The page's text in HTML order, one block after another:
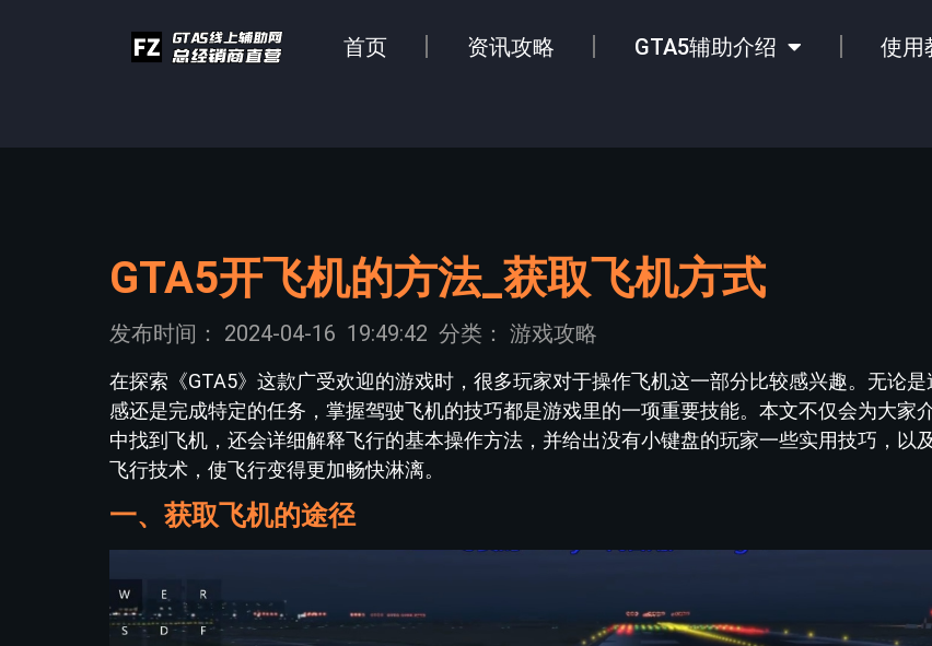
首页 资讯攻略 GTA5辅助介绍 使用
GTA5开飞机的方法_获取飞机方式
发布时间： 2024-04-16 19:49:42 分类： 游戏攻略
在探索《GTA5》这款广受欢迎的游戏时，很多玩家对于操作飞机这一部分比较感兴趣。无论
感还是完成特定的任务，掌握驾驶飞机的技巧都是游戏里的一项重要技能。本文不仅会为大家
中找到飞机，还会详细解释飞行的基本操作方法，并给出没有小键盘的玩家一些实用技巧，以
飞行技术，使飞行变得更加畅快淋漓。
一、获取飞机的途径